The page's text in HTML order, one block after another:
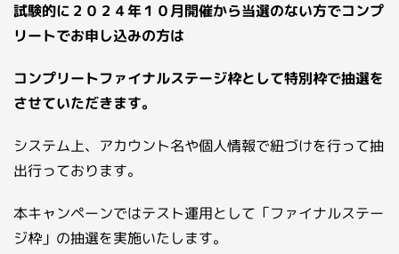
試験的に２０２４年１０月開催から当選のない方でコンプ
リートでお申し込みの方は
コンプリートファイナルステージ枠として特別枠で抽選を
させていただきます。
システム上、アカウント名や個人情報で紐づけを行って抽
出行っております。
本キャンペーンではテスト運用として「ファイナルステー
ジ枠」の抽選を実施いたします。